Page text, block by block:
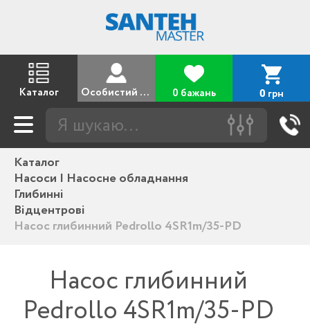
Каталог Особистий кабінет 0 бажань 0 грн
Каталог
Насоси | Насосне обладнання
Глибинні
Відцентрові
Насос глибинний Pedrollo 4SR1m/35-PD
Насос глибинний
Pedrollo 4SR1m/35-PD